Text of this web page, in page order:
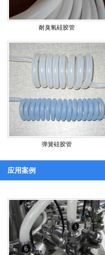
耐臭氧硅胶管
弹簧硅胶管
应用案例